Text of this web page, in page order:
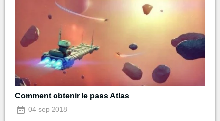
Comment obtenir le pass Atlas
04 sep 2018